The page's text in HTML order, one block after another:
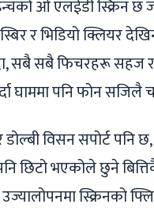
ओ एलईडी स्क्रिन
र भिडियो क्लियर
सबै सबै फिचरहरू सहज
घाममा पनि फोन सजिलै
विसन सपोर्ट पनि
छिटो भएकोले छुने
स्क्रिनको